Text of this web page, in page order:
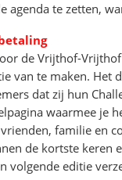
agenda te zetten,
de Vrijthof-
van te maken. Het
dat zij hun
waarmee je
familie en
de kortste keren
volgende editie